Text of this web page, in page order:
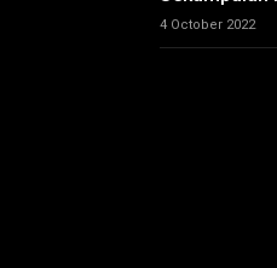
4 October 2022